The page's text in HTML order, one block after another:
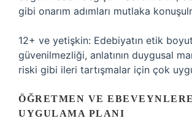
gibi onarım adımları mutlaka
12+ ve yetişkin: Edebiyatın etik
güvenilmezliği, anlatının duygusal
riski gibi ileri tartışmalar için çok
ÖĞRETMEN VE
UYGULAMA PLANI